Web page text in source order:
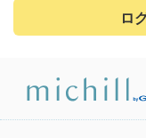
ロ